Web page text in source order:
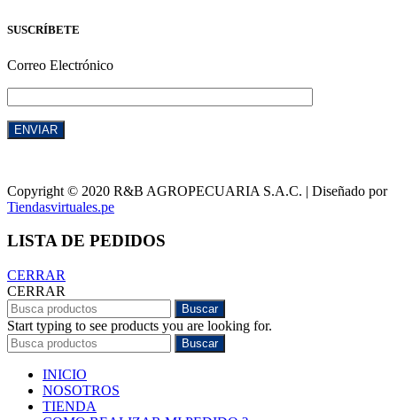
SUSCRÍBETE
Correo Electrónico
Copyright © 2020 R&B AGROPECUARIA S.A.C. | Diseñado por
Tiendasvirtuales.pe
LISTA DE PEDIDOS
CERRAR
CERRAR
Buscar
Start typing to see products you are looking for.
Buscar
INICIO
NOSOTROS
TIENDA